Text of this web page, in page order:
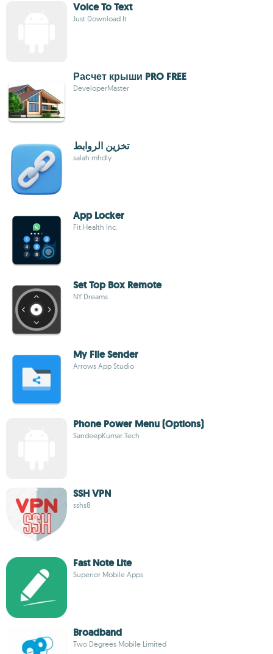
Voice To Text
Just Download It
Расчет крыши PRO FREE
DeveloperMaster
تخزين الروابط
salah mhdly
App Locker
Fit Health Inc.
Set Top Box Remote
NY Dreams
My File Sender
Arrows App Studio
Phone Power Menu (Options)
SandeepKumar.Tech
SSH VPN
sshs8
Fast Note Lite
Superior Mobile Apps
Broadband
Two Degrees Mobile Limited